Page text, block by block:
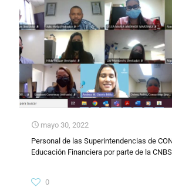
mayo 30, 2022
Personal de las Superintendencias de
Educación Financiera por parte de la CNBS
0